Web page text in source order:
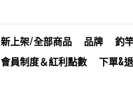
新上架/全部商品 品牌 釣
會員制度＆紅利點數
下單&